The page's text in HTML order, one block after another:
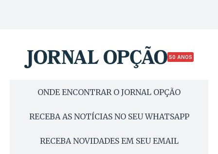
50 ANOS
ONDE ENCONTRAR O JORNAL OPÇÃO
RECEBA AS NOTÍCIAS NO SEU WHATSAPP
RECEBA NOVIDADES EM SEU EMAIL